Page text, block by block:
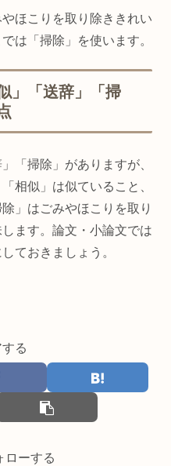
ほこりを取り除ききれい
は「掃除」を使います。
」「送辞」「掃
「掃除」がありますが、
相似」は似ていること、
」はごみやほこりを取り
ます。論文・小論文では
ておきましょう。
る
ローする